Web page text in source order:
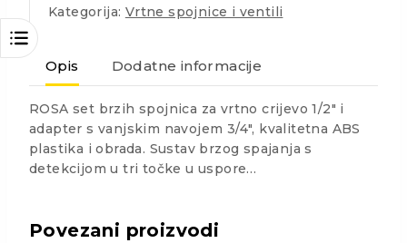
Kategorija: Vrtne spojnice i ventili
Opis Dodatne informacije
ROSA set brzih spojnica za vrtno crijevo 1/2″ i
adapter s vanjskim navojem 3/4″, kvalitetna ABS
plastika i obrada. Sustav brzog spajanja s
detekcijom u tri točke u uspore…
Povezani proizvodi